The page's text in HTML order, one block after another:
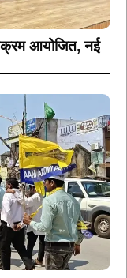
आयोजित, नई